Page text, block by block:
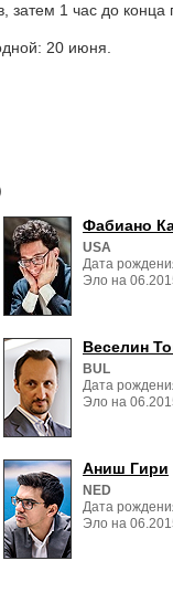
затем 1 час до
20 июня.
Фабиано
USA
Дата
Эло на
Веселин
BUL
Дата
Эло на
Аниш Гири
NED
Дата
Эло на